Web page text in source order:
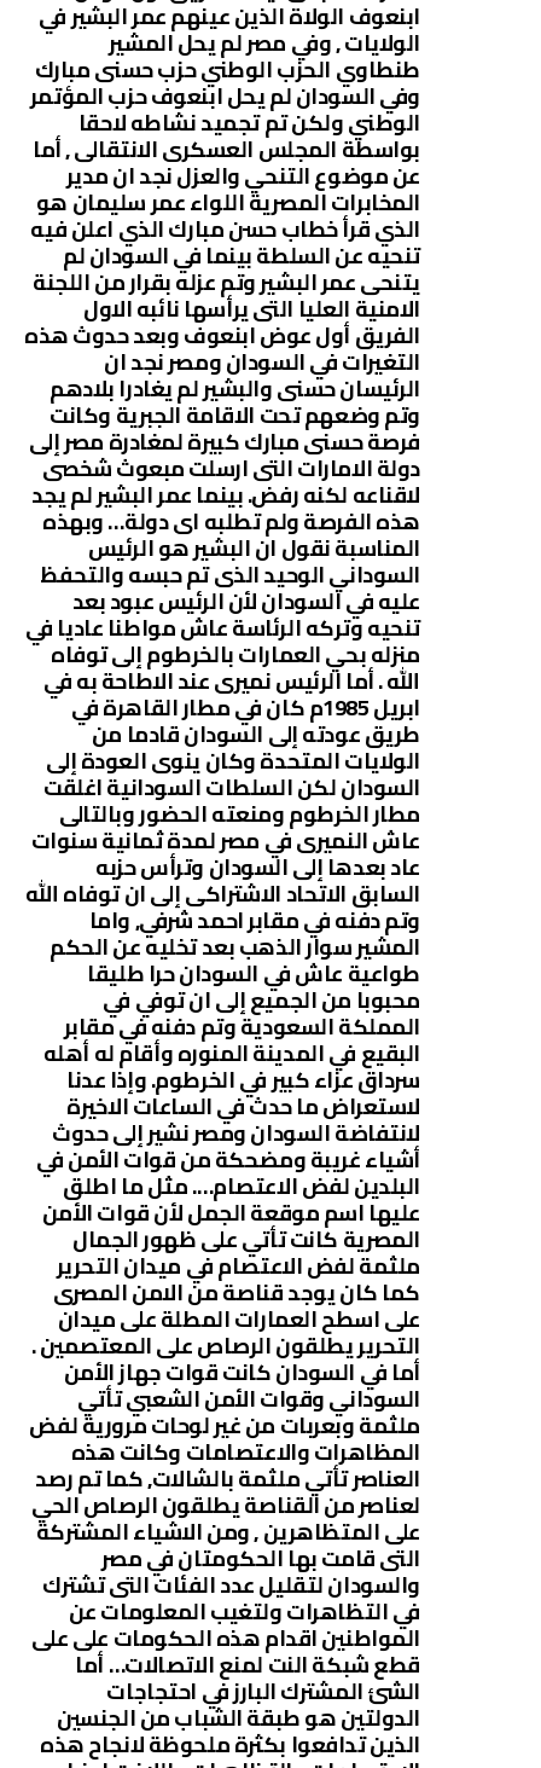
ابنعوف الولاة الذين عينهم عمر البشير في
الولايات , وفي مصر لم يحل المشير
طنطاوي الحزب الوطني حزب حسنى مبارك
وفي السودان لم يحل ابنعوف حزب المؤتمر
الوطني ولكن تم تجميد نشاطه لاحقا
بواسطة المجلس العسكرى الانتقالى , أما
عن موضوع التنحي والعزل نجد ان مدير
المخابرات المصرية اللواء عمر سليمان هو
الذي قرأ خطاب حسن مبارك الذي اعلن فيه
تنحيه عن السلطة بينما في السودان لم
يتنحى عمر البشير وتم عزله بقرار من اللجنة
الامنية العليا التى يرأسها نائبه الاول
الفريق أول عوض ابنعوف وبعد حدوث هذه
التغيرات في السودان ومصر نجد ان
الرئيسان حسنى والبشير لم يغادرا بلادهم
وتم وضعهم تحت الاقامة الجبرية وكانت
فرصة حسنى مبارك كبيرة لمغادرة مصر إلى
دولة الامارات التى ارسلت مبعوث شخصى
لاقناعه لكنه رفض. بينما عمر البشير لم يجد
هذه الفرصة ولم تطلبه اى دولة… وبهذه
المناسبة نقول ان البشير هو الرئيس
السوداني الوحيد الذى تم حبسه والتحفظ
عليه في السودان لأن الرئيس عبود بعد
تنحيه وتركه الرئاسة عاش مواطنا عاديا في
منزله بحي العمارات بالخرطوم إلى توفاه
الله . أما الرئيس نميرى عند الاطاحة به في
ابريل 1985م كان في مطار القاهرة في
طريق عودته إلى السودان قادما من
الولايات المتحدة وكان ينوى العودة إلى
السودان لكن السلطات السودانية اغلقت
مطار الخرطوم ومنعته الحضور وبالتالى
عاش النميرى في مصر لمدة ثمانية سنوات
عاد بعدها إلى السودان وترأس حزبه
السابق الاتحاد الاشتراكى إلى ان توفاه الله
وتم دفنه في مقابر احمد شرفي, واما
المشير سوار الذهب بعد تخليه عن الحكم
طواعية عاش في السودان حرا طليقا
محبوبا من الجميع إلى ان توفي في
المملكة السعودية وتم دفنه في مقابر
البقيع في المدينة المنوره وأقام له أهله
سرداق عزاء كبير في الخرطوم. وإذا عدنا
لاستعراض ما حدث في الساعات الاخيرة
لانتفاضة السودان ومصر نشير إلى حدوث
أشياء غريبة ومضحكة من قوات الأمن في
البلدين لفض الاعتصام…. مثل ما اطلق
عليها اسم موقعة الجمل لأن قوات الأمن
المصرية كانت تأتي على ظهور الجمال
ملثمة لفض الاعتصام في ميدان التحرير
كما كان يوجد قناصة من الامن المصرى
على اسطح العمارات المطلة على ميدان
التحرير يطلقون الرصاص على المعتصمين .
أما في السودان كانت قوات جهاز الأمن
السوداني وقوات الأمن الشعبي تأتي
ملثمة وبعربات من غير لوحات مرورية لفض
المظاهرات والاعتصامات وكانت هذه
العناصر تأتي ملثمة بالشالات, كما تم رصد
لعناصر من القناصة يطلقون الرصاص الحي
على المتظاهرين , ومن الاشياء المشتركة
التى قامت بها الحكومتان في مصر
والسودان لتقليل عدد الفئات التى تشترك
في التظاهرات ولتغيب المعلومات عن
المواطنين اقدام هذه الحكومات على على
قطع شبكة النت لمنع الاتصالات… أما
الشئ المشترك البارز في احتجاجات
الدولتين هو طبقة الشباب من الجنسين
الذين تدافعوا بكثرة ملحوظة لانجاح هذه